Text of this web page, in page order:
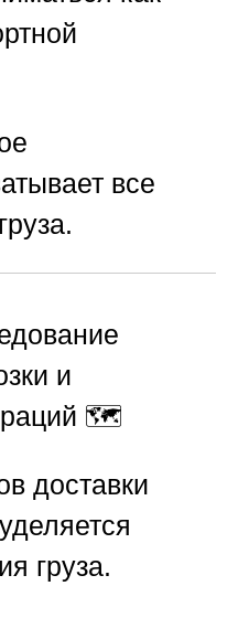
все
и
🗺️
доставки
груза.